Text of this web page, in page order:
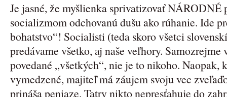
Je jasné, že myšlienka sprivatizovať NÁRODNÉ
socializmom odchovanú dušu ako rúhanie. Ide
bohatstvo“! Socialisti (teda skoro všetci
predávame všetko, aj naše veľhory.
povedané „všetkých“, nie je to nikoho. Naopak,
vymedzené, majiteľ má záujem svoju vec
prináša peniaze. Tatry nikto nepresťahuje do